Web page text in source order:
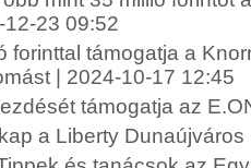
23 09:52
forinttal támogatja a
| 2024-10-17 12:45
támogatja az
a Liberty